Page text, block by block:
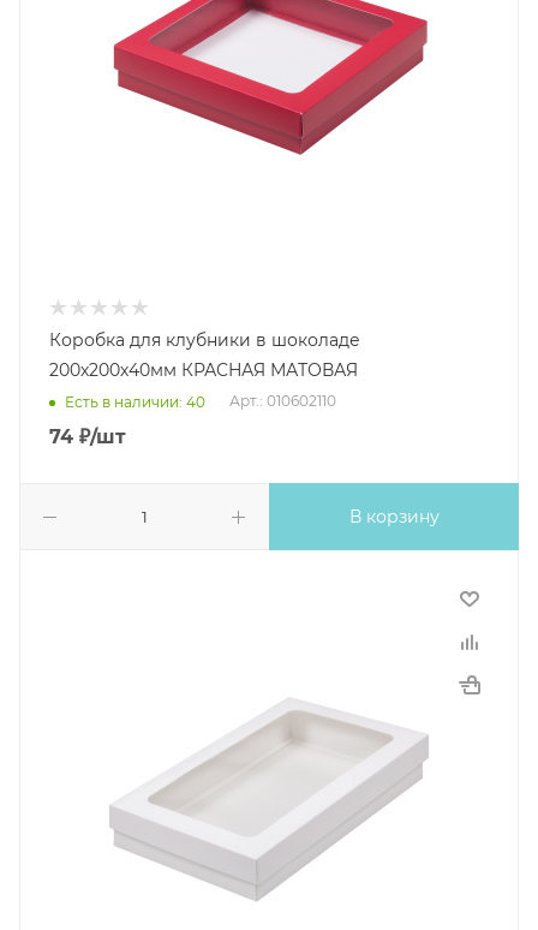
Коробка для клубники в шоколаде
200х200х40мм КРАСНАЯ МАТОВАЯ
Есть в наличии: 40 Арт.: 010602110
74 ₽/шт
В корзину